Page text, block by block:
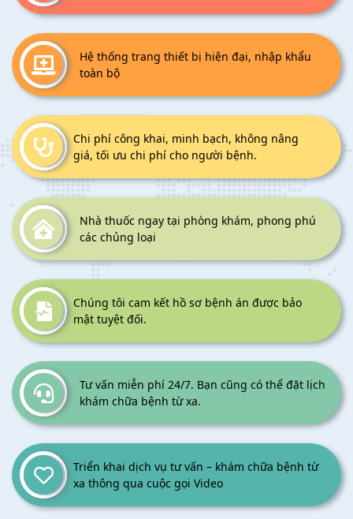
Hệ thống trang thiết bị hiện đại, nhập khẩu
toàn bộ
Chi phí công khai, minh bạch, không nâng
giá, tối ưu chi phí cho người bệnh.
Nhà thuốc ngay tại phòng khám, phong phú
các chủng loại
Chúng tôi cam kết hồ sơ bệnh án được bảo
mật tuyệt đối.
Tư vấn miễn phí 24/7. Bạn cũng có thể đặt lịch
khám chữa bệnh từ xa.
Triển khai dịch vụ tư vấn – khám chữa bệnh từ
xa thông qua cuộc gọi Video